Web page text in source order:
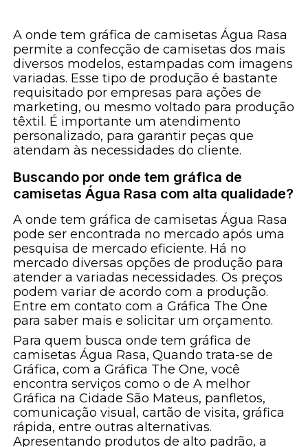
A onde tem gráfica de camisetas Água Rasa
permite a confecção de camisetas dos mais
diversos modelos, estampadas com imagens
variadas. Esse tipo de produção é bastante
requisitado por empresas para ações de
marketing, ou mesmo voltado para produção
têxtil. É importante um atendimento
personalizado, para garantir peças que
atendam às necessidades do cliente.
Buscando por onde tem gráfica de
camisetas Água Rasa com alta qualidade?
A onde tem gráfica de camisetas Água Rasa
pode ser encontrada no mercado após uma
pesquisa de mercado eficiente. Há no
mercado diversas opções de produção para
atender a variadas necessidades. Os preços
podem variar de acordo com a produção.
Entre em contato com a Gráfica The One
para saber mais e solicitar um orçamento.
Para quem busca onde tem gráfica de
camisetas Água Rasa, Quando trata-se de
Gráfica, com a Gráfica The One, você
encontra serviços como o de A melhor
Gráfica na Cidade São Mateus, panfletos,
comunicação visual, cartão de visita, gráfica
rápida, entre outras alternativas.
Apresentando produtos de alto padrão, a